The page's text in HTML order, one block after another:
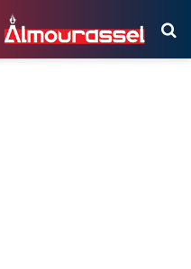
بحث
عن